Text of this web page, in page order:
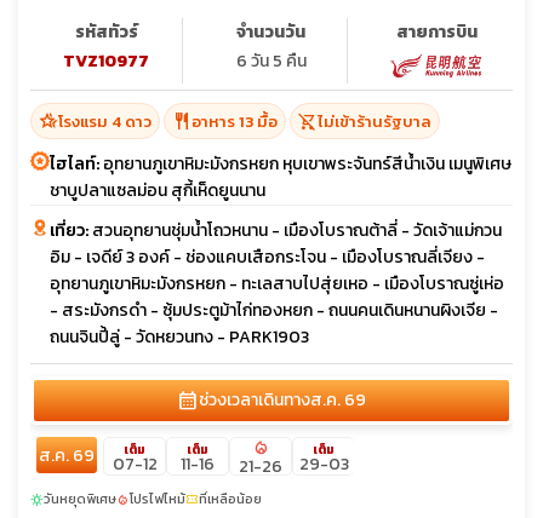
รหัสทัวร์
TVZ10977
จำนวนวัน
6 วัน 5 คืน
สายการบิน
hotel_classโรงแรม 4 ดาว restaurant อาหาร 13 มื้อ shopping_cart_offไม่เข้าร้านรัฐบาล
ไฮไลท์:อุทยานภูเขาหิมะมังกรหยก หุบเขาพระจันทร์สีน้ำเงิน เมนูพิเศษ
ชาบูปลาแซลม่อน สุกี้เห็ดยูนนาน
เที่ยว:สวนอุทยานชุ่มน้ำโถวหนาน - เมืองโบราณต้าลี่ - วัดเจ้าแม่กวน
อิม - เจดีย์ 3 องค์ - ช่องแคบเสือกระโจน - เมืองโบราณลี่เจียง -
อุทยานภูเขาหิมะมังกรหยก - ทะเลสาบไปสุ่ยเหอ - เมืองโบราณซู่เห่อ
- สระมังกรดำ - ซุ้มประตูม้าไก่ทองหยก - ถนนคนเดินหนานผิงเจีย -
ถนนจินปี้ลู่ - วัดหยวนทง - PARK1903
calendar_monthช่วงเวลาเดินทางส.ค. 69
ส.ค. 69 เต็ม
07-12
เต็ม
11-16
local_fire_department
21-26
เต็ม
29-03
sunnyวันหยุดพิเศษlocal_fire_departmentโปรไฟไหม้confirmation_numberที่เหลือน้อย